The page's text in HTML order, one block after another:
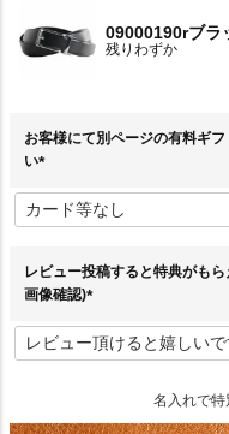
09000190rブラ
残りわずか
お客様にて別ページの有料ギ
い
必
須
レビュー投稿すると特典がも
画像確認)
必
須
名入れで